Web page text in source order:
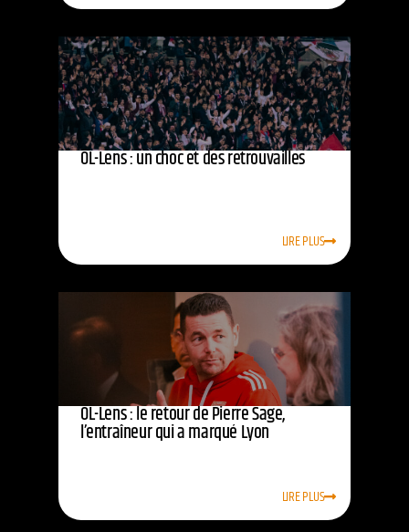
OL-Lens : un choc et des retrouvailles
LIRE PLUS
OL-Lens : le retour de Pierre Sage,
l’entraîneur qui a marqué Lyon
LIRE PLUS